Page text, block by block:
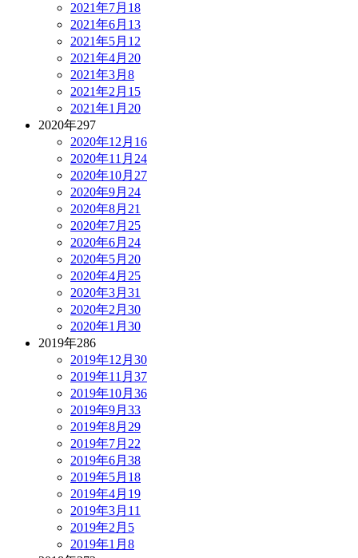
2021年7月 18
2021年6月 13
2021年5月 12
2021年4月 20
2021年3月 8
2021年2月 15
2021年1月 20
2020年297
2020年12月 16
2020年11月 24
2020年10月 27
2020年9月 24
2020年8月 21
2020年7月 25
2020年6月 24
2020年5月 20
2020年4月 25
2020年3月 31
2020年2月 30
2020年1月 30
2019年286
2019年12月 30
2019年11月 37
2019年10月 36
2019年9月 33
2019年8月 29
2019年7月 22
2019年6月 38
2019年5月 18
2019年4月 19
2019年3月 11
2019年2月 5
2019年1月 8